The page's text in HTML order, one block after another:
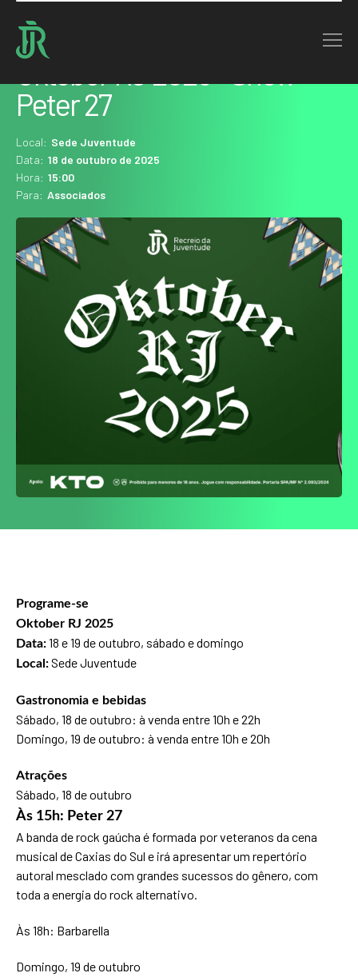
Home : Agenda
Peter 27
Local: Sede Juventude
Data: 18 de outubro de 2025
Hora: 15:00
Para: Associados
Programe-se
Oktober RJ 2025
Data:18 e 19 de outubro, sábado e domingo
Local:Sede Juventude
Gastronomia e bebidas
Sábado, 18 de outubro: à venda entre 10h e 22h
Domingo, 19 de outubro: à venda entre 10h e 20h
Atrações
Sábado, 18 de outubro
Às 15h: Peter 27
A banda de rock gaúcha é formada por veteranos da cena
musical de Caxias do Sul e irá apresentar um repertório
autoral mesclado com grandes sucessos do gênero, com
toda a energia do rock alternativo.
Às 18h: Barbarella
Domingo, 19 de outubro